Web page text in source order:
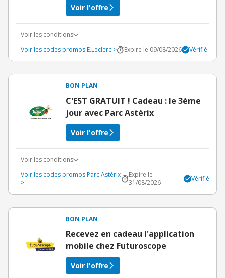
Voir l'offre
Voir les conditions
Voir les codes promos E.Leclerc >
Expire le 09/08/2026 Vérifié
BON PLAN
C'EST GRATUIT ! Cadeau : le 3ème
jour avec Parc Astérix
Voir l'offre
Voir les conditions
Voir les codes promos Parc Astérix
>
Expire le
31/08/2026
Vérifié
BON PLAN
Recevez en cadeau l'application
mobile chez Futuroscope
Voir l'offre